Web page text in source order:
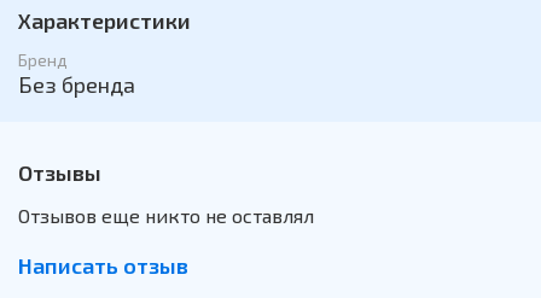
Характеристики
Бренд
Без бренда
Отзывы
Отзывов еще никто не оставлял
Написать отзыв